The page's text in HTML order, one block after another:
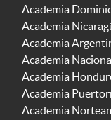
Academia
Academia
Academia
Academia
Academia
Academia
Academia